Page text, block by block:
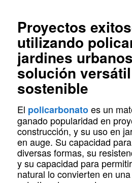
Proyectos
utilizando
jardines
solución
sostenible
El policarbonatoes un
ganado popularidad en
construcción, y su uso en
en auge. Su capacidad
diversas formas, su
y su capacidad para
natural lo convierten en